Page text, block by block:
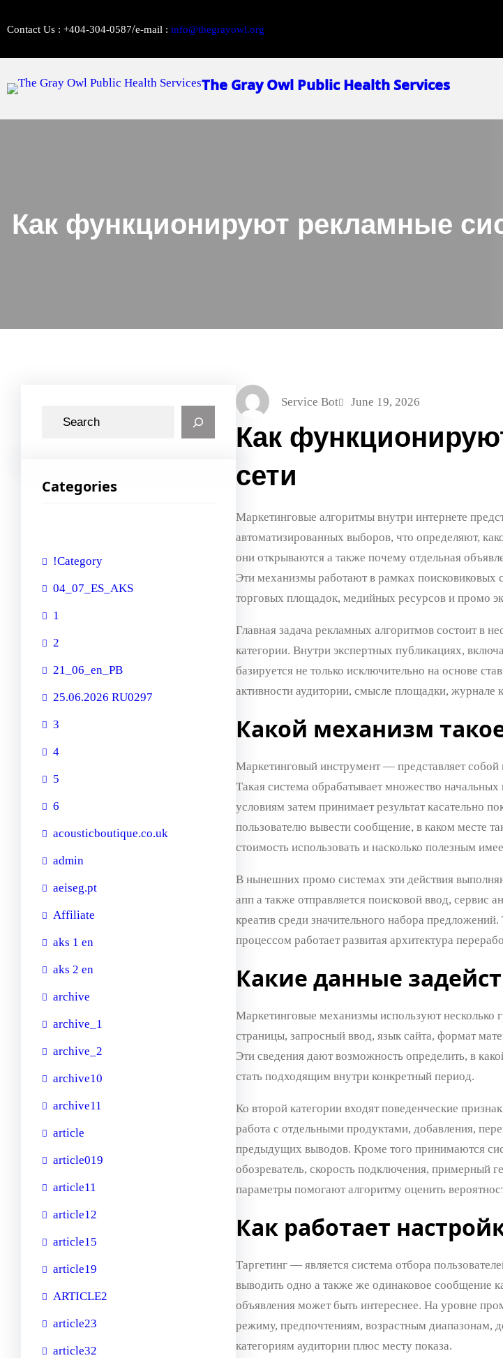
toContact Us : +404-304-0587/e-mail : info@thegrayowl.org
The Gray Owl Public Health Services
Как функционируют рекламные
c
Categories
!Category
04_07_ES_AKS
1
2
21_06_en_PB
25.06.2026 RU0297
3
4
5
6
acousticboutique.co.uk
admin
aeiseg.pt
Affiliate
aks 1 en
aks 2 en
archive
archive_1
archive_2
archive10
archive11
article
article019
article11
article12
article15
article19
ARTICLE2
article23
article32
Service Bot June 19, 2026
Как
сети
Маркетинговые алгоритмы внутри интернете
автоматизированных выборов, что определяют,
они открываются а также почему отдельная
Эти механизмы работают в рамках поисковиковых
торговых площадок, медийных ресурсов и промо
Главная задача рекламных алгоритмов состоит в
категории. Внутри экспертных публикациях,
базируется не только исключительно на основе
активности аудитории, смысле площадки, журнале
Какой механизм
Маркетинговый инструмент — представляет
Такая система обрабатывает множество
условиям затем принимает результат касательно
пользователю вывести сообщение, в каком месте
стоимость использовать и насколько полезным
В нынешних промо системах эти действия
апп а также отправляется поисковой ввод, сервис
креатив среди значительного набора
процессом работает развитая архитектура
Какие данные
Маркетинговые механизмы используют
страницы, запросный ввод, язык сайта, формат
Эти сведения дают возможность определить, в
стать подходящим внутри конкретный период.
Ко второй категории входят поведенческие
работа с отдельными продуктами, добавления,
предыдущих выводов. Кроме того принимаются
обозреватель, скорость подключения, примерный
параметры помогают алгоритму оценить
Как работает
Таргетинг — является система отбора
выводить одно а также же одинаковое сообщение
объявления может быть интереснее. На уровне
режиму, предпочтениям, возрастным диапазонам,
категориям аудитории плюс месту показа.